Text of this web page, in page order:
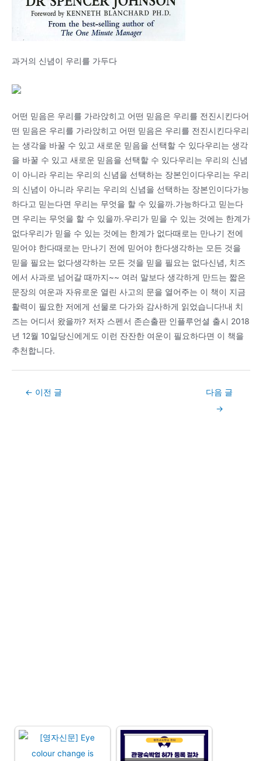
과거의 신념이 우리를 가두다
어떤 믿음은 우리를 가라앉히고 어떤 믿음은 우리를 전진시킨다어
떤 믿음은 우리를 가라앉히고 어떤 믿음은 우리를 전진시킨다우리
는 생각을 바꿀 수 있고 새로운 믿음을 선택할 수 있다우리는 생각
을 바꿀 수 있고 새로운 믿음을 선택할 수 있다우리는 우리의 신념
이 아니라 우리는 우리의 신념을 선택하는 장본인이다우리는 우리
의 신념이 아니라 우리는 우리의 신념을 선택하는 장본인이다가능
하다고 믿는다면 우리는 무엇을 할 수 있을까.가능하다고 믿는다
면 우리는 무엇을 할 수 있을까.우리가 믿을 수 있는 것에는 한계가
없다우리가 믿을 수 있는 것에는 한계가 없다때로는 만나기 전에
믿어야 한다때로는 만나기 전에 믿어야 한다생각하는 모든 것을
믿을 필요는 없다생각하는 모든 것을 믿을 필요는 없다신념, 치즈
에서 사과로 넘어갈 때까지~~ 여러 말보다 생각하게 만드는 짧은
문장의 여운과 자유로운 열린 사고의 문을 열어주는 이 책이 지금
활력이 필요한 저에게 선물로 다가와 감사하게 읽었습니다!내 치
즈는 어디서 왔을까? 저자 스펜서 존슨출판 인플루언셜 출시 2018
년 12월 10일당신에게도 이런 잔잔한 여운이 필요하다면 이 책을
추천합니다.
Post← 이전 글
다음 글
→